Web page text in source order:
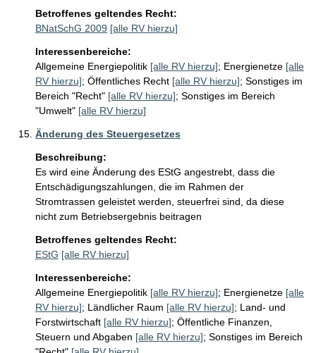
Betroffenes geltendes Recht:
BNatSchG 2009 [alle RV hierzu]
Interessenbereiche:
Allgemeine Energiepolitik [alle RV hierzu]; Energienetze [alle
RV hierzu]; Öffentliches Recht [alle RV hierzu]; Sonstiges im
Bereich "Recht" [alle RV hierzu]; Sonstiges im Bereich
"Umwelt" [alle RV hierzu]
Änderung des Steuergesetzes
Beschreibung:
Es wird eine Änderung des EStG angestrebt, dass die
Entschädigungszahlungen, die im Rahmen der
Stromtrassen geleistet werden, steuerfrei sind, da diese
nicht zum Betriebsergebnis beitragen
Betroffenes geltendes Recht:
EStG [alle RV hierzu]
Interessenbereiche:
Allgemeine Energiepolitik [alle RV hierzu]; Energienetze [alle
RV hierzu]; Ländlicher Raum [alle RV hierzu]; Land- und
Forstwirtschaft [alle RV hierzu]; Öffentliche Finanzen,
Steuern und Abgaben [alle RV hierzu]; Sonstiges im Bereich